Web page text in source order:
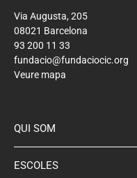
Via Augusta, 205
08021 Barcelona
93 200 11 33
fundacio@fundaciocic.org
Veure mapa
QUI SOM
ESCOLES